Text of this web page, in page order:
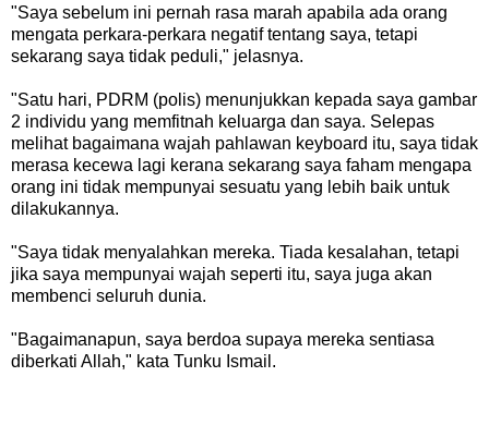
"Saya sebelum ini pernah rasa marah apabila ada orang
mengata perkara-perkara negatif tentang saya, tetapi
sekarang saya tidak peduli," jelasnya.
"Satu hari, PDRM (polis) menunjukkan kepada saya gambar
2 individu yang memfitnah keluarga dan saya. Selepas
melihat bagaimana wajah pahlawan keyboard itu, saya tidak
merasa kecewa lagi kerana sekarang saya faham mengapa
orang ini tidak mempunyai sesuatu yang lebih baik untuk
dilakukannya.
"Saya tidak menyalahkan mereka. Tiada kesalahan, tetapi
jika saya mempunyai wajah seperti itu, saya juga akan
membenci seluruh dunia.
"Bagaimanapun, saya berdoa supaya mereka sentiasa
diberkati Allah," kata Tunku Ismail.